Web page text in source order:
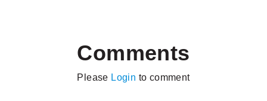
Comments
Please Login to comment